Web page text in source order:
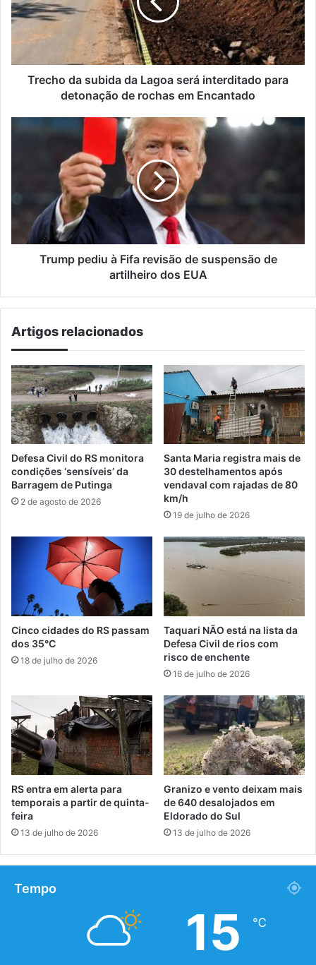
Lagoa
será
detonação
Trecho da subida da Lagoa será interditado para
detonação de rochas em Encantado
suspensão
artilheiro
Trump pediu à Fifa revisão de suspensão de
artilheiro dos EUA
Artigos relacionados
Defesa Civil do RS monitora
condições ‘sensíveis’ da
Barragem de Putinga
2 de agosto de 2026
Santa Maria registra mais de
30 destelhamentos após
vendaval com rajadas de 80
km/h
19 de julho de 2026
Cinco cidades do RS passam
dos 35°C
18 de julho de 2026
Taquari NÃO está na lista da
Defesa Civil de rios com
risco de enchente
16 de julho de 2026
RS entra em alerta para
temporais a partir de quinta-
feira
13 de julho de 2026
Granizo e vento deixam mais
de 640 desalojados em
Eldorado do Sul
13 de julho de 2026
Tempo
15 ℃